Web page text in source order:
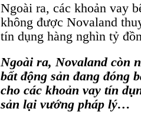
Ngoài ra, các khoản vay
không được Novaland
tín dụng hàng nghìn tỷ
Ngoài ra, Novaland còn
bất động sản đang đóng
cho các khoản vay tín
sản lại vướng pháp lý…